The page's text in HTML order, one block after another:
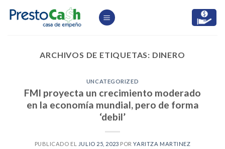
ARCHIVOS DE ETIQUETAS: DINERO
UNCATEGORIZED
FMI proyecta un crecimiento moderado
en la economía mundial, pero de forma
‘debil’
PUBLICADO EL JULIO 25, 2023 PORYARITZA MARTINEZ